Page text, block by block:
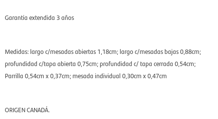
Garantía extendida 3 años
Medidas: largo c/mesadas abiertas 1,18cm; largo c/mesadas bajas 0,88cm;
profundidad c/tapa abierta 0,75cm; profundidad c/ tapa cerrada 0,54cm;
Parrilla 0,54cm x 0,37cm; mesada individual 0,30cm x 0,47cm
ORIGEN CANADÁ.